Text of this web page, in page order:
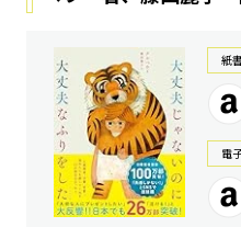
紙
電